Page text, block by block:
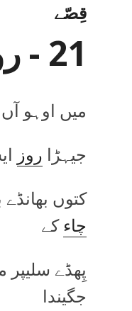
قِصّے
21 - روز دا قصہ
میں اوہو آں
جیہڑا روز
کتوں
چاء کے
پِھڈے سلیپر
جگیندا